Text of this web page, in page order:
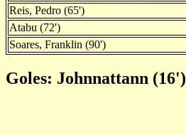
Reis, Pedro (65')
Atabu (72')
Soares, Franklin (90')
Goles: Johnnattann (16')